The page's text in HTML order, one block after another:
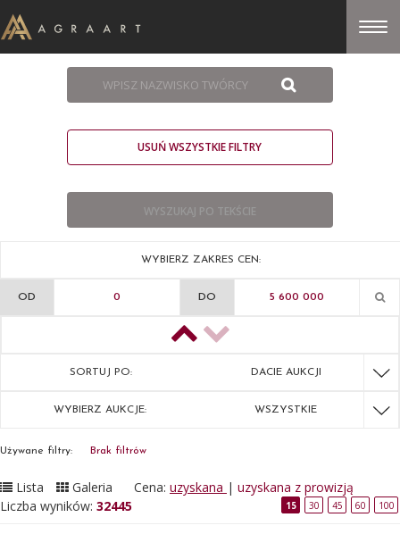
USUŃ WSZYSTKIE FILTRY
WYBIERZ ZAKRES CEN:
OD DO
SORTUJ PO: DACIE AUKCJI
WYBIERZ AUKCJE: WSZYSTKIE
Używane filtry: Brak filtrów
Lista Galeria Cena: uzyskana | uzyskana z prowizją
Liczba wyników: 32445 15 30 45 60 100